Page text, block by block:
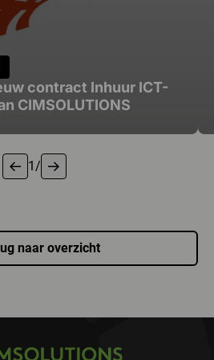
contract Inhuur ICT-
CIMSOLUTIONS
1 van 6
1/
naar overzicht